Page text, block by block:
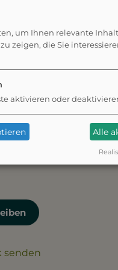
in
sind
senden
um Ihnen relevante
zeigen, die Sie
aktivieren oder
Alle